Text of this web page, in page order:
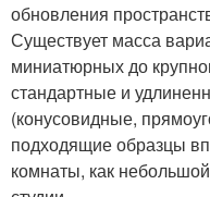
обновления
Существует масса
миниатюрных до
стандартные и
(конусовидные,
подходящие образцы
комнаты, как